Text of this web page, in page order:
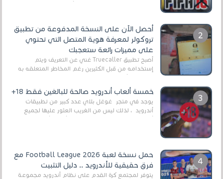
أحصل الآن على النسخة المدفوعة من تطبيق
تروكولر لمعرفة هوية المتصل التي تحتوي
على مميزات رائعة ستعجبك
أصبح تطبيق Truecaller غني عن التعريف ويتم
إستخدامه من قبل الكثيرين رغم المخاطر المتعلقه به
خمسة ألعاب أندرويد صالحة للبالغين فقط 18+
يوجد في متجر غوغل بلاي عدد كبير من تطبيقات
أندرويد ، لذلك ليس من الغريب العثور عليها لجميع
حمل نسخة لعبة Football League 2026 مع
فرق حقيقية للأندرويد .. دليل التثبيت
يتوفر لمجتمع كرة القدم على نظام أندرويد مجموعة